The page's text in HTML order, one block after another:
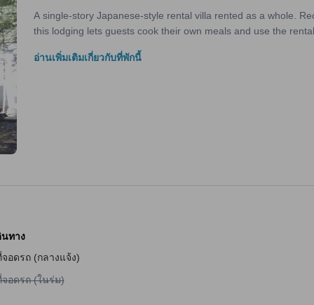
A single-story Japanese-style rental villa rented as a whole.
this lodging lets guests cook their own meals and use the
อ่านเพิ่มเติมเกี่ยวกับที่พักนี้
นทาง
อดรถ (กลางแจ้ง)
มีบริการที่จอดรถ (ในร่ม)
อดรถ (ในร่ม)